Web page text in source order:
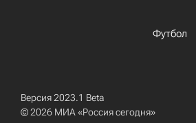
Футбол
Версия 2023.1 Beta
© 2026 МИА «Россия сегодня»